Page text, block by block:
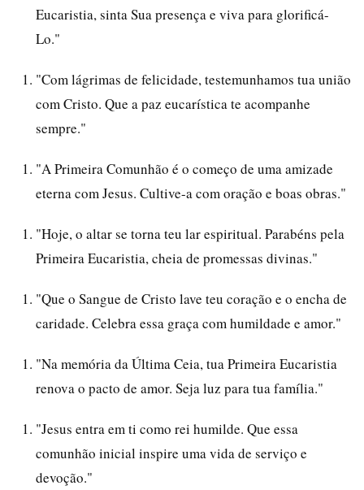
Eucaristia, sinta Sua presença e viva para glorificá-
Lo."
"Com lágrimas de felicidade, testemunhamos tua união
com Cristo. Que a paz eucarística te acompanhe
sempre."
"A Primeira Comunhão é o começo de uma amizade
eterna com Jesus. Cultive-a com oração e boas obras."
"Hoje, o altar se torna teu lar espiritual. Parabéns pela
Primeira Eucaristia, cheia de promessas divinas."
"Que o Sangue de Cristo lave teu coração e o encha de
caridade. Celebra essa graça com humildade e amor."
"Na memória da Última Ceia, tua Primeira Eucaristia
renova o pacto de amor. Seja luz para tua família."
"Jesus entra em ti como rei humilde. Que essa
comunhão inicial inspire uma vida de serviço e
devoção."